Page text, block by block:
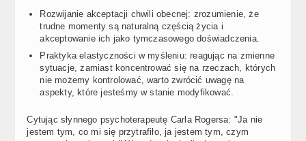
Rozwijanie akceptacji chwili obecnej: zrozumienie, że
trudne momenty są naturalną częścią życia i
akceptowanie ich jako tymczasowego doświadczenia.
Praktyka elastyczności w myśleniu: reagując na zmienne
sytuacje, zamiast koncentrować się na rzeczach, których
nie możemy kontrolować, warto zwrócić uwagę na
aspekty, które jesteśmy w stanie modyfikować.
Cytując słynnego psychoterapeutę Carla Rogersa: "Ja nie
jestem tym, co mi się przytrafiło, ja jestem tym, czym